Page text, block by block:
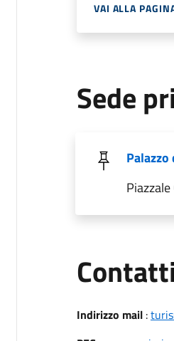
VAI ALLA
Sede
Contatti
Indirizzo mail: